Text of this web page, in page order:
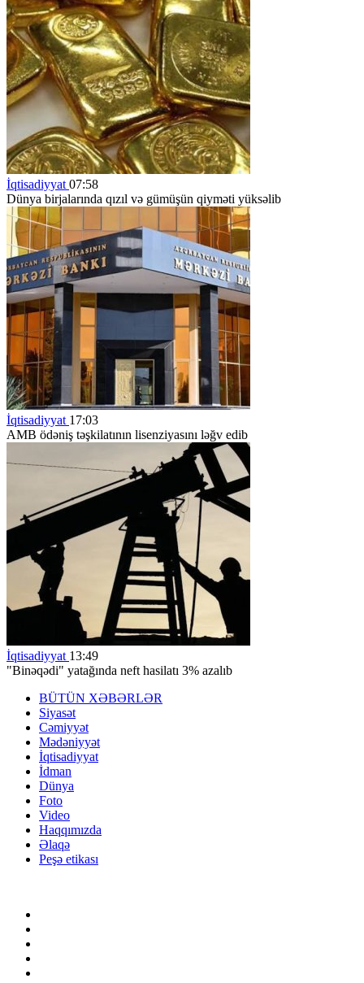
İqtisadiyyat 07:58
Dünya birjalarında qızıl və gümüşün qiyməti yüksəlib
İqtisadiyyat 17:03
AMB ödəniş təşkilatının lisenziyasını ləğv edib
İqtisadiyyat 13:49
"Binəqədi" yatağında neft hasilatı 3% azalıb
BÜTÜN XƏBƏRLƏR
Siyasət
Cəmiyyət
Mədəniyyət
İqtisadiyyat
İdman
Dünya
Foto
Video
Haqqımızda
Əlaqə
Peşə etikası